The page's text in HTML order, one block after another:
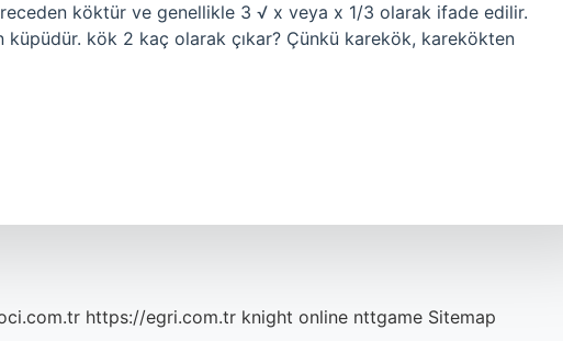
köktür ve genellikle 3 √ x veya x 1/3 olarak ifade edilir.
küpüdür. kök 2 kaç olarak çıkar? Çünkü karekök, karekökten
https://egri.com.tr knight online nttgame Sitemap